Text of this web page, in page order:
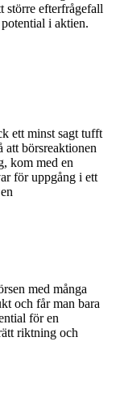
större efterfrågefall
i aktien.
ett minst sagt tufft
att börsreaktionen
kom med en
för uppgång i ett
med många
och får man bara
för en
riktning och